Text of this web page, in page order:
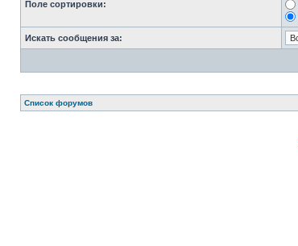
Поле сортировки:
Искать сообщения за:
Список форумов